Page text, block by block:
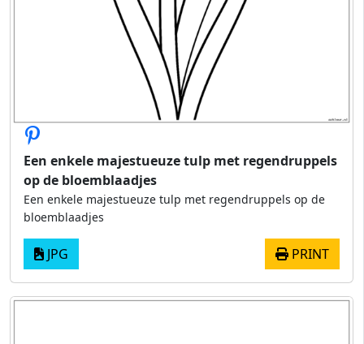
Een enkele majestueuze tulp met regendruppels
op de bloemblaadjes
Een enkele majestueuze tulp met regendruppels op de
bloemblaadjes
JPG PRINT